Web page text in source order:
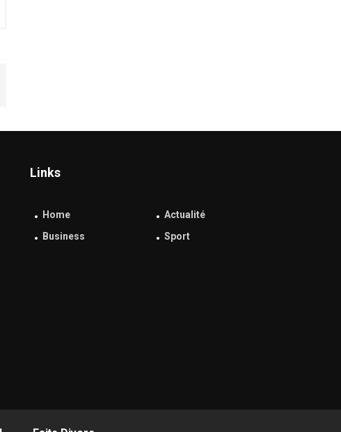
Links
Home
Actualité
Business
Sport